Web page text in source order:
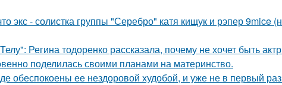
экс - солистка группы "Серебро" катя кищук и рэпер 9mice
Регина тодоренко рассказала, почему не хочет быть
поделилась своими планами на материнство.
обеспокоены ее нездоровой худобой, и уже не в первый